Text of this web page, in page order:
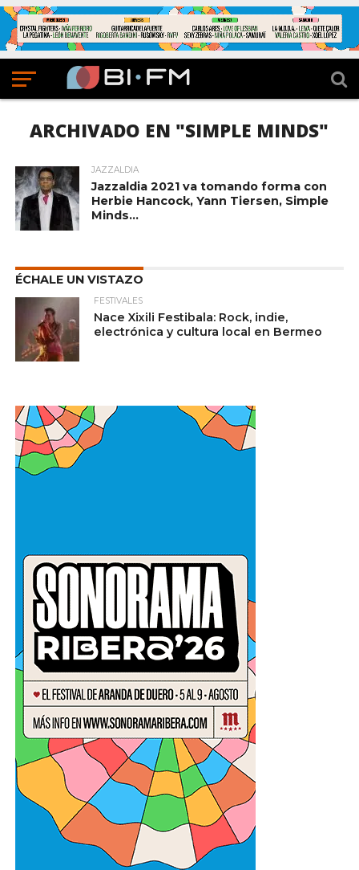
ARCHIVADO EN "SIMPLE MINDS"
JAZZALDIA
Jazzaldia 2021 va tomando forma con
Herbie Hancock, Yann Tiersen, Simple
Minds…
ÉCHALE UN VISTAZO
FESTIVALES
Nace Xixili Festibala: Rock, indie,
electrónica y cultura local en Bermeo